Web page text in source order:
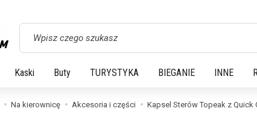
Wyszukaj
Kaski Buty TURYSTYKA BIEGANIE INNE
Na kierownicę Akcesoria i części Kapsel Sterów Topeak z Quick